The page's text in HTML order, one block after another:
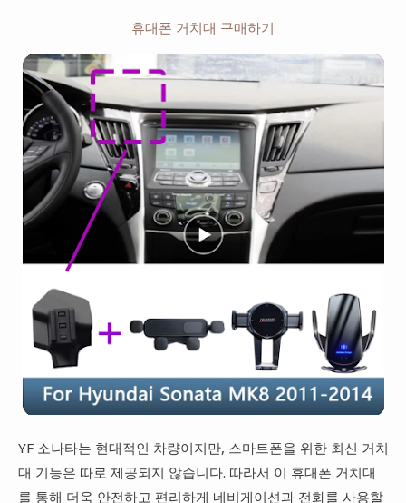
휴대폰 거치대 구매하기
YF 소나타는 현대적인 차량이지만, 스마트폰을 위한 최신 거치
대 기능은 따로 제공되지 않습니다. 따라서 이 휴대폰 거치대
를 통해 더욱 안전하고 편리하게 네비게이션과 전화를 사용할